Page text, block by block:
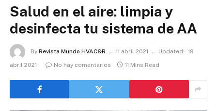
Salud en el aire: limpia y
desinfecta tu sistema de AA
By Revista Mundo HVAC&R 11 abril 2021 Updated: 19
abril 2021
No hay comentarios 11 Mins Read